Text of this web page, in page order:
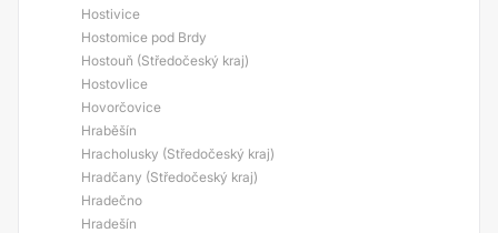
Hostivice
Hostomice pod Brdy
Hostouň (Středočeský kraj)
Hostovlice
Hovorčovice
Hraběšín
Hracholusky (Středočeský kraj)
Hradčany (Středočeský kraj)
Hradečno
Hradešín